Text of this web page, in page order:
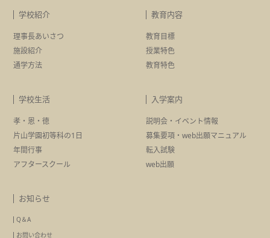
学校紹介
理事長あいさつ
施設紹介
通学方法
教育内容
教育目標
授業特色
教育特色
学校生活
孝・恩・徳
片山学園初等科の1日
年間行事
アフタースクール
入学案内
説明会・イベント情報
募集要項・ web出願マニュアル
転入試験
web出願
お知らせ
Q＆A
お問い合わせ